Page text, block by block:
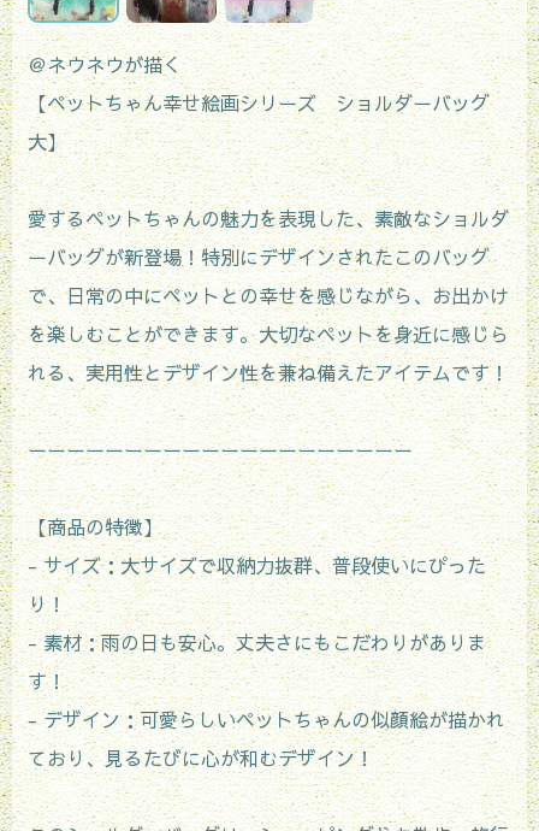
＠ネウネウが描く
【ペットちゃん幸せ絵画シリーズ ショルダーバッグ
大】
愛するペットちゃんの魅力を表現した、素敵なショルダ
ーバッグが新登場！特別にデザインされたこのバッグ
で、日常の中にペットとの幸せを感じながら、お出かけ
を楽しむことができます。大切なペットを身近に感じら
れる、実用性とデザイン性を兼ね備えたアイテムです！
ーーーーーーーーーーーーーーーーーーーー
【商品の特徴】
- サイズ：大サイズで収納力抜群、普段使いにぴった
り！
- 素材：雨の日も安心。丈夫さにもこだわりがありま
す！
- デザイン：可愛らしいペットちゃんの似顔絵が描かれ
ており、見るたびに心が和むデザイン！